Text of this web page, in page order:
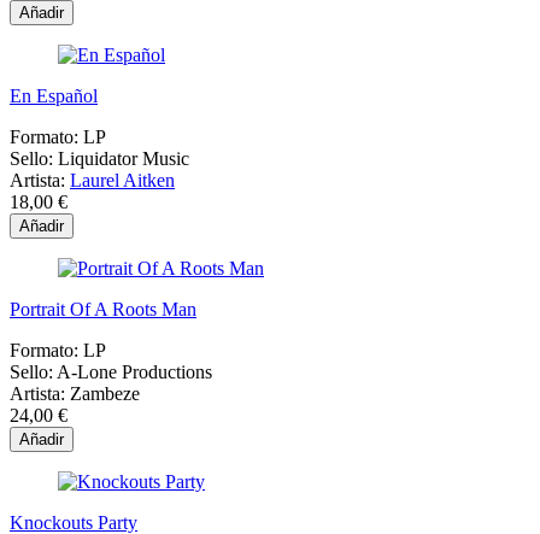
Añadir
En Español
Formato: LP
Sello: Liquidator Music
Artista: Laurel Aitken
18,00 €
Añadir
Portrait Of A Roots Man
Formato: LP
Sello: A-Lone Productions
Artista: Zambeze
24,00 €
Añadir
Knockouts Party